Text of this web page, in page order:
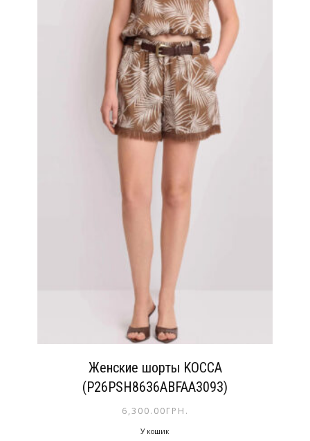
Женские шорты KOCCA
(P26PSH8636ABFAА3093)
6,300.00ГРН.
У кошик